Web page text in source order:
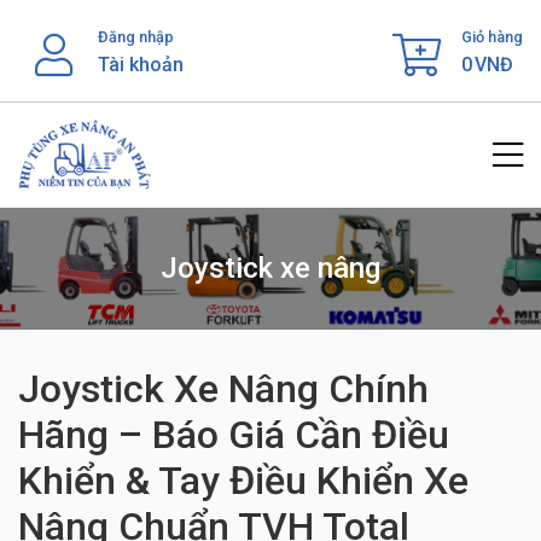
content
Đăng nhập
Tài khoản
Giỏ hàng
0VNĐ
Joystick xe nâng
Joystick Xe Nâng Chính
Hãng – Báo Giá Cần Điều
Khiển & Tay Điều Khiển Xe
Nâng Chuẩn TVH Total